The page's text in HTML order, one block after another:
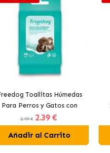
Toallitas Húmedas
Para Perros y Gatos con
Clorhexidina
2.99 € 2.39 €
Añadir al Carrito